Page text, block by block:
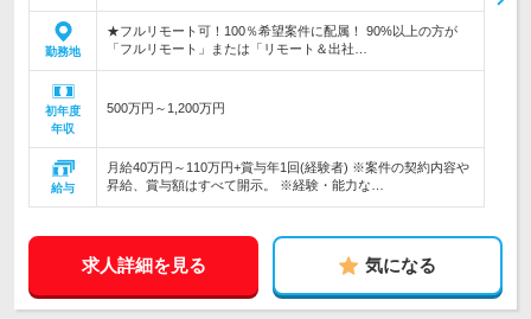
勤務地
★フルリモート可！100％希望案件に配属！ 90%以上の方が
「フルリモート」または「リモート＆出社…
初年度
年収
500万円～1,200万円
給与
月給40万円～110万円+賞与年1回(経験者) ※案件の契約内容や
昇給、賞与額はすべて開示。 ※経験・能力な…
求人詳細を見る 気になる